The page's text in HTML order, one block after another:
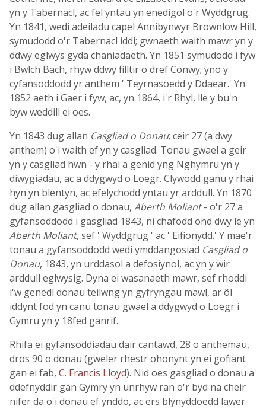
yn y Tabernacl, ac fel yntau yn enedigol o'r Wyddgrug.
Yn 1841, wedi adeiladu capel Annibynwyr Brownlow Hill,
symudodd o'r Tabernacl iddi; gwnaeth waith mawr yn y
ddwy eglwys gyda chaniadaeth. Yn 1851 symudodd i fyw
i Bwlch Bach, rhyw ddwy filltir o dref Conwy; yno y
cyfansoddodd yr anthem ' Teyrnasoedd y Ddaear.' Yn
1852 aeth i Gaer i fyw, ac, yn 1864, i'r Rhyl, lle y bu'n
byw weddill ei oes.
Yn 1843 dug allan Casgliad o Donau; ceir 27 (a dwy
anthem) o'i waith ef yn y casgliad. Tonau gwael a geir
yn y casgliad hwn - y rhai a genid yng Nghymru yn y
diwygiadau, ac a ddygwyd o Loegr. Clywodd ganu y rhai
hyn yn blentyn, ac efelychodd yntau yr arddull. Yn 1870
dug allan gasgliad o donau, Aberth Moliant- o'r 27 a
gyfansoddodd i gasgliad 1843, ni chafodd ond dwy le yn
Aberth Moliant, sef ' Wyddgrug ' ac ' Eifionydd.' Y mae'r
tonau a gyfansoddodd wedi ymddangosiad Casgliad o
Donau, 1843, yn urddasol a defosiynol, ac yn y wir
arddull eglwysig. Dyna ei wasanaeth mawr, sef rhoddi
i'w genedl donau teilwng yn gyfryngau mawl, ar ôl
iddynt fod yn canu tonau gwael a ddygwyd o Loegr i
Gymru yn y 18fed ganrif.
Rhifa ei gyfansoddiadau dair cantawd, 28 o anthemau,
dros 90 o donau (gweler rhestr ohonynt yn ei gofiant
gan ei fab, C. Francis Lloyd). Nid oes gasgliad o donau a
ddefnyddir gan Gymry yn unrhyw ran o'r byd na cheir
nifer da o'i donau ef ynddo, ac ers blynyddoedd lawer